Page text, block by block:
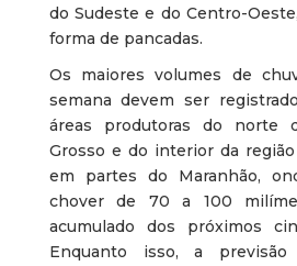
do Sudeste e do Centro-
forma de pancadas.
Os maiores volumes de
semana devem ser
áreas produtoras do norte
Grosso e do interior da
em partes do Maranhão,
chover de 70 a 100
acumulado dos próximos
Enquanto isso, a